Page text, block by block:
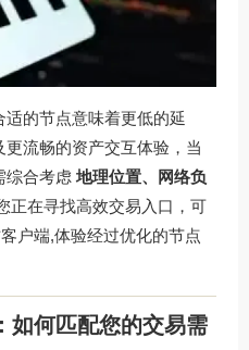
的节点意味着更低的延
流畅的资产交互体验，当
综合考虑 地理位置、网络负
正在寻找高效交易入口，可
户端,体验经过优化的节点
如何匹配您的交易需